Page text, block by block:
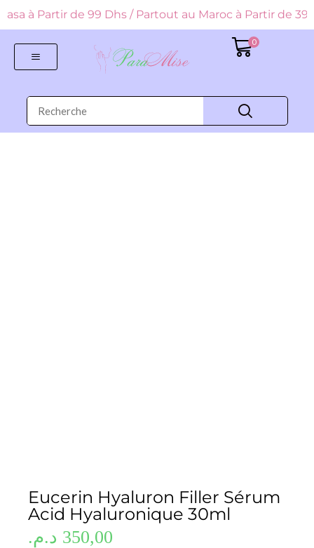
à Partir de 99 Dhs / Partout au Maroc à Partir de
0
Eucerin Hyaluron Filler Sérum
Acid Hyaluronique 30ml
350,00 د.م.